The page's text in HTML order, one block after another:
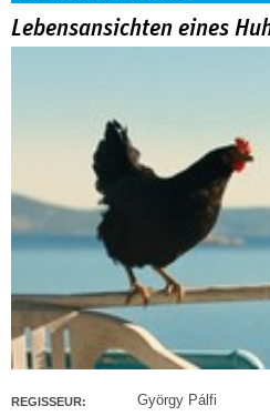
Lebensansichten eines
REGISSEUR: György Pálfi